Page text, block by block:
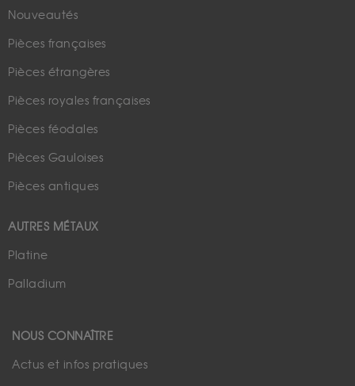
Nouveautés
Pièces françaises
Pièces étrangères
Pièces royales françaises
Pièces féodales
Pièces Gauloises
Pièces antiques
AUTRES MÉTAUX
Platine
Palladium
NOUS CONNAÎTRE
Actus et infos pratiques